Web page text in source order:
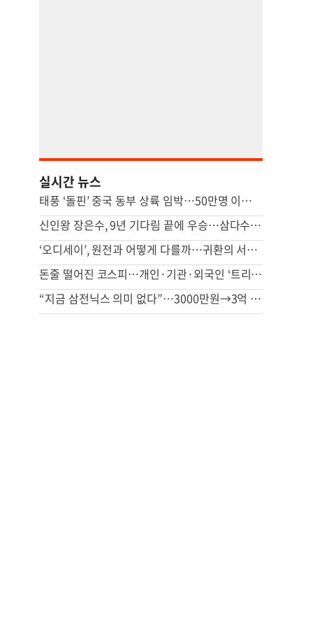
실시간 뉴스
태풍 ‘돌핀’ 중국 동부 상륙 임박…50만명 이상 대피
신인왕 장은수, 9년 기다림 끝에 우승…삼다수 마스터스 정상
‘오디세이’, 원전과 어떻게 다를까…귀환의 서사 對 성찰의 서사
돈줄 떨어진 코스피…개인·기관·외국인 ‘트리플 자금’ 모두 줄었다
“지금 삼전닉스 의미 없다”…3000만원→3억 된다는 이 종목